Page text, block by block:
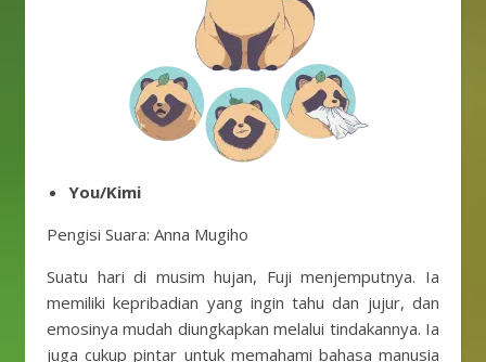
You/Kimi
Pengisi Suara: Anna Mugiho
Suatu hari di musim hujan, Fuji menjemputnya. Ia
memiliki kepribadian yang ingin tahu dan jujur, dan
emosinya mudah diungkapkan melalui tindakannya. Ia
juga cukup pintar untuk memahami bahasa manusia